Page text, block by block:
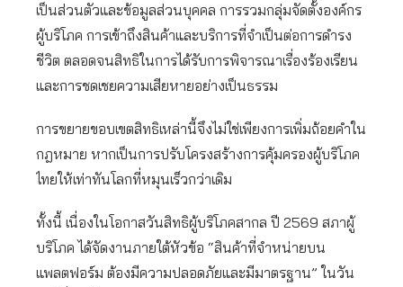
เป็นส่วนตัวและข้อมูลส่วนบุคคล การรวมกลุ่มจัดตั้งองค์กร
ผู้บริโภค การเข้าถึงสินค้าและบริการที่จำเป็นต่อการดำรง
ชีวิต ตลอดจนสิทธิในการได้รับการพิจารณาเรื่องร้องเรียน
และการชดเชยความเสียหายอย่างเป็นธรรม
การขยายขอบเขตสิทธิเหล่านี้จึงไม่ใช่เพียงการเพิ่มถ้อยคำใน
กฎหมาย หากเป็นการปรับโครงสร้างการคุ้มครองผู้บริโภค
ไทยให้เท่าทันโลกที่หมุนเร็วกว่าเดิม
ทั้งนี้ เนื่องในโอกาสวันสิทธิผู้บริโภคสากล ปี 2569 สภาผู้
บริโภค ได้จัดงานภายใต้หัวข้อ “สินค้าที่จำหน่ายบน
แพลตฟอร์ม ต้องมีความปลอดภัยและมีมาตรฐาน” ในวัน